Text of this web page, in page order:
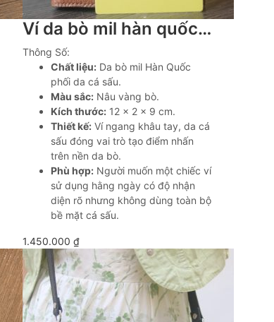
Ví da bò mil hàn quốc phối cá sấu handmade khâu tay Lano VDNTK041
Thông Số:
Chất liệu: Da bò mil Hàn Quốc
phối da cá sấu.
Màu sắc: Nâu vàng bò.
Kích thước: 12 × 2 × 9 cm.
Thiết kế: Ví ngang khâu tay, da cá
sấu đóng vai trò tạo điểm nhấn
trên nền da bò.
Phù hợp: Người muốn một chiếc ví
sử dụng hằng ngày có độ nhận
diện rõ nhưng không dùng toàn bộ
bề mặt cá sấu.
1.450.000 ₫